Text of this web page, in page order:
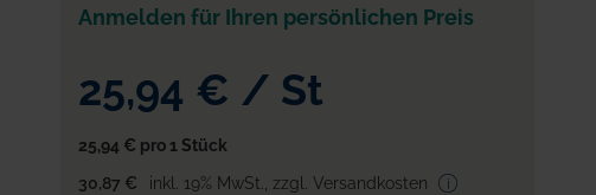
Anmelden für Ihren persönlichen Preis
25,94 € / St
25,94 € pro 1 Stück
30,87 €
inkl. 19% MwSt. zzgl. Versandkosten